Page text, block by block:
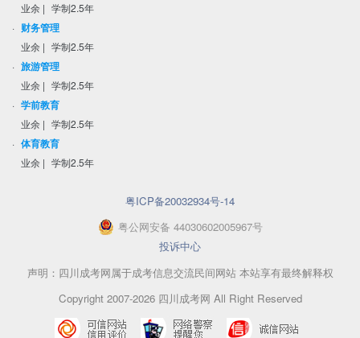
业余 | 学制2.5年
· 财务管理
业余 | 学制2.5年
· 旅游管理
业余 | 学制2.5年
· 学前教育
业余 | 学制2.5年
· 体育教育
业余 | 学制2.5年
粤ICP备20032934号-14
粤公网安备 44030602005967号
投诉中心
声明：四川成考网属于成考信息交流民间网站 本站享有最终解释权
Copyright 2007-2026 四川成考网 All Right Reserved